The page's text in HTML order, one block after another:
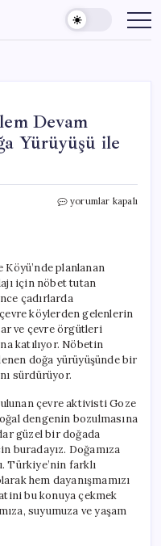
Devam
Yürüyüşü ile
Varto’da
Çevreciler
Doğa
Yürüyüşü
ile
Destek
Verdi
için
yorumlar kapalı
Köyü’nde planlanan
için nöbet tutan
çadırlarda
köylerden gelenlerin
ve çevre örgütleri
katılıyor. Nöbetin
doğa yürüyüşünde bir
sürdürüyor.
çevre aktivisti Goze
dengenin bozulmasına
güzel bir doğada
buradayız. Doğamıza
Türkiye’nin farklı
hem dayanışmamızı
bu konuya çekmek
suyumuza ve yaşam